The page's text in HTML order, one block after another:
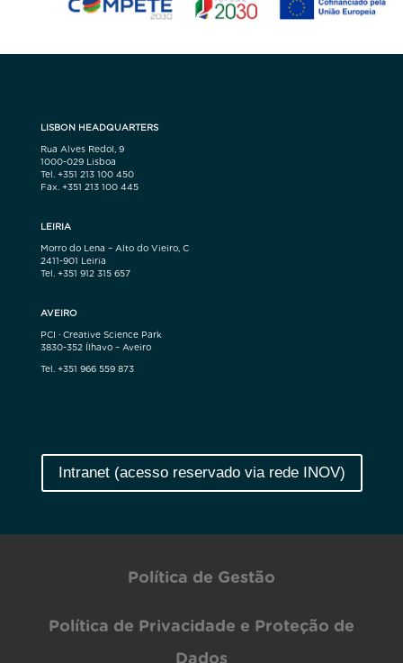
LISBON HEADQUARTERS
Rua Alves Redol, 9
1000-029 Lisboa
Tel. +351 213 100 450
Fax. +351 213 100 445
LEIRIA
Morro do Lena – Alto do Vieiro, C
2411-901 Leiria
Tel. +351 912 315 657
AVEIRO
PCI · Creative Science Park
3830-352 Ílhavo – Aveiro
Tel. +351 966 559 873
Intranet (acesso reservado via rede INOV)
Política de Gestão
Política de Privacidade e Proteção de
Dados